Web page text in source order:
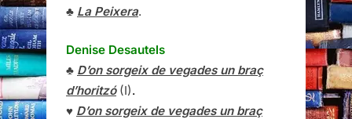
♣ La Peixera.
Denise Desautels
♣ D’on sorgeix de vegades un braç
d’horitzó(I).
♥ D’on sorgeix de vegades un braç